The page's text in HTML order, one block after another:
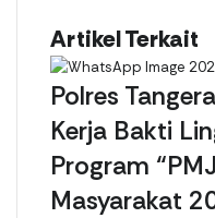
Artikel Terkait
Polres
Kerja Bakti
Program
Masyarakat